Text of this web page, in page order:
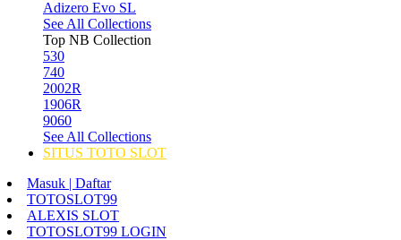
Adizero Evo SL
See All Collections
Top NB Collection
530
740
2002R
1906R
9060
See All Collections
SITUS TOTO SLOT
Masuk | Daftar
TOTOSLOT99
ALEXIS SLOT
TOTOSLOT99 LOGIN